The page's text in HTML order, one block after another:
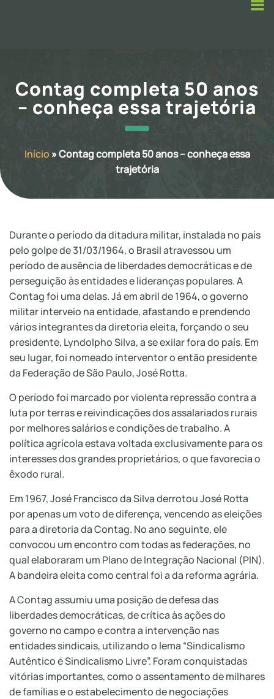
Contag completa 50 anos
– conheça essa trajetória
Início »Contag completa 50 anos – conheça essa
trajetória
Durante o período da ditadura militar, instalada no país
pelo golpe de 31/03/1964, o Brasil atravessou um
período de ausência de liberdades democráticas e de
perseguição às entidades e lideranças populares. A
Contag foi uma delas. Já em abril de 1964, o governo
militar interveio na entidade, afastando e prendendo
vários integrantes da diretoria eleita, forçando o seu
presidente, Lyndolpho Silva, a se exilar fora do país. Em
seu lugar, foi nomeado interventor o então presidente
da Federação de São Paulo, José Rotta.
O período foi marcado por violenta repressão contra a
luta por terras e reivindicações dos assalariados rurais
por melhores salários e condições de trabalho. A
política agrícola estava voltada exclusivamente para os
interesses dos grandes proprietários, o que favorecia o
êxodo rural.
Em 1967, José Francisco da Silva derrotou José Rotta
por apenas um voto de diferença, vencendo as eleições
para a diretoria da Contag. No ano seguinte, ele
convocou um encontro com todas as federações, no
qual elaboraram um Plano de Integração Nacional (PIN).
A bandeira eleita como central foi a da reforma agrária.
A Contag assumiu uma posição de defesa das
liberdades democráticas, de crítica às ações do
governo no campo e contra a intervenção nas
entidades sindicais, utilizando o lema “Sindicalismo
Autêntico é Sindicalismo Livre”. Foram conquistadas
vitórias importantes, como o assentamento de milhares
de famílias e o estabelecimento de negociações